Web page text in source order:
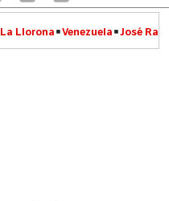
La Llorona Venezuela José